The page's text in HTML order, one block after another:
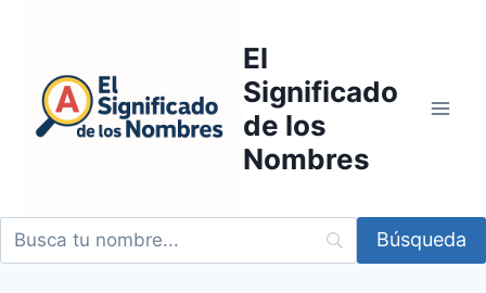
contenido
El
Significado
de los
Nombres